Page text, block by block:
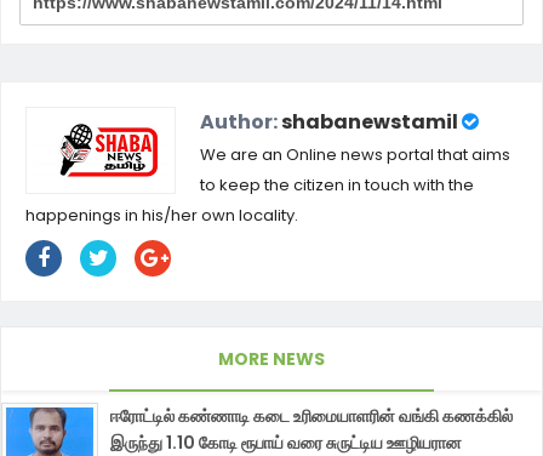
Author:shabanewstamil
We are an Online news portal that aims
to keep the citizen in touch with the
happenings in his/her own locality.
MORE NEWS
ஈரோட்டில் கண்ணாடி கடை உரிமையாளரின் வங்கி கணக்கில்
இருந்து 1.10 கோடி ரூபாய் வரை சுருட்டிய ஊழியரான